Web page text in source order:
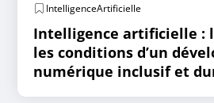
IntelligenceArtificielle
Intelligence artificielle :
les conditions d’un
numérique inclusif et